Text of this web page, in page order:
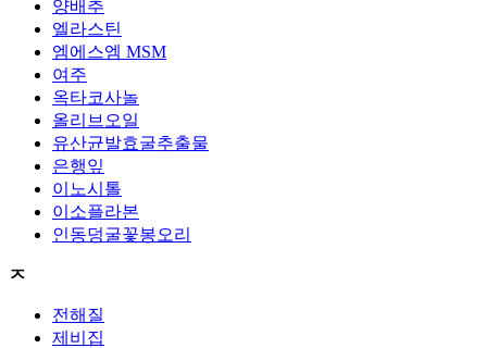
양배추
엘라스틴
엠에스엠 MSM
여주
옥타코사놀
올리브오일
유산균발효굴추출물
은행잎
이노시톨
이소플라본
인동덩굴꽃봉오리
ㅈ
전해질
제비집